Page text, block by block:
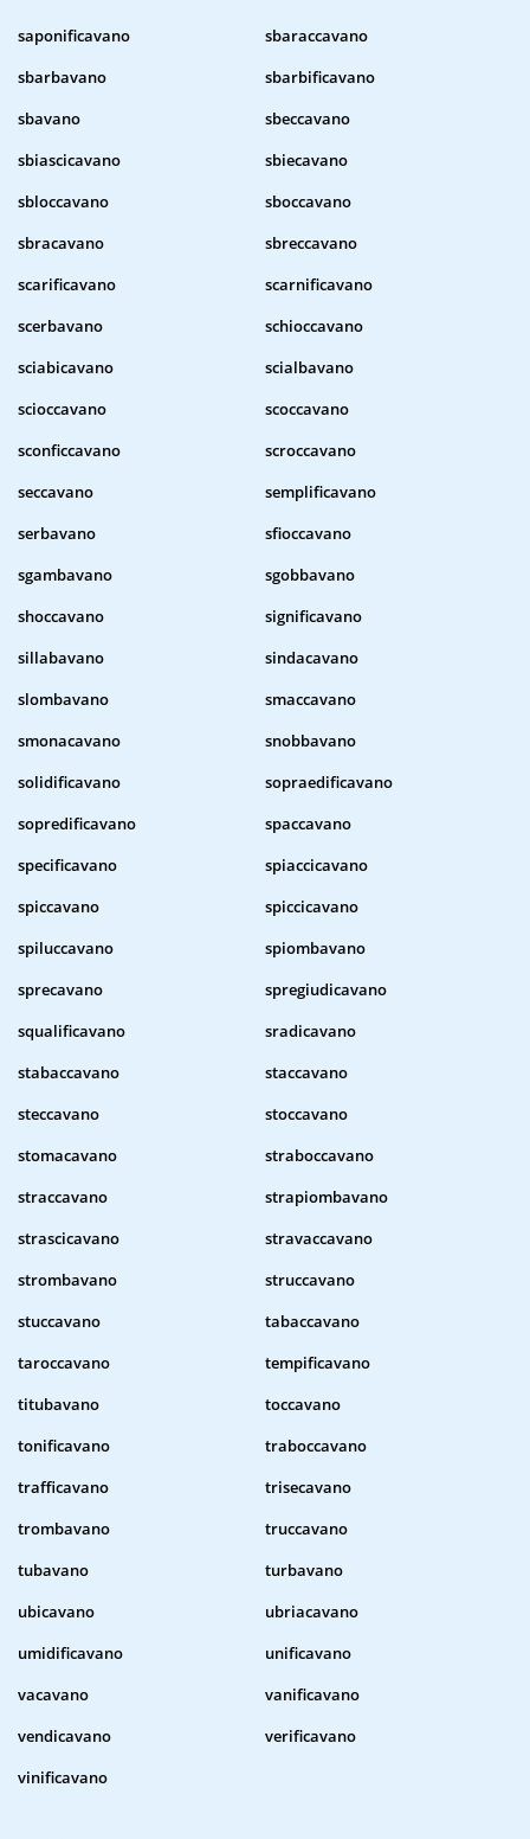
saponificavano
sbaraccavano
sbarbavano
sbarbificavano
sbavano
sbeccavano
sbiascicavano
sbiecavano
sbloccavano
sboccavano
sbracavano
sbreccavano
scarificavano
scarnificavano
scerbavano
schioccavano
sciabicavano
scialbavano
scioccavano
scoccavano
sconficcavano
scroccavano
seccavano
semplificavano
serbavano
sfioccavano
sgambavano
sgobbavano
shoccavano
significavano
sillabavano
sindacavano
slombavano
smaccavano
smonacavano
snobbavano
solidificavano
sopraedificavano
sopredificavano
spaccavano
specificavano
spiaccicavano
spiccavano
spiccicavano
spiluccavano
spiombavano
sprecavano
spregiudicavano
squalificavano
sradicavano
stabaccavano
staccavano
steccavano
stoccavano
stomacavano
straboccavano
straccavano
strapiombavano
strascicavano
stravaccavano
strombavano
struccavano
stuccavano
tabaccavano
taroccavano
tempificavano
titubavano
toccavano
tonificavano
traboccavano
trafficavano
trisecavano
trombavano
truccavano
tubavano
turbavano
ubicavano
ubriacavano
umidificavano
unificavano
vacavano
vanificavano
vendicavano
verificavano
vinificavano